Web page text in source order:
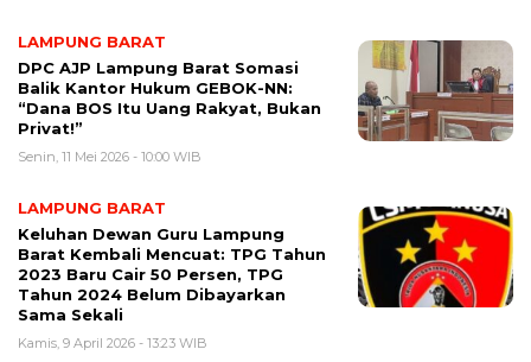
LAMPUNG BARAT
DPC AJP Lampung Barat Somasi
Balik Kantor Hukum GEBOK-NN:
“Dana BOS Itu Uang Rakyat, Bukan
Privat!”
Senin, 11 Mei 2026 - 10:00 WIB
LAMPUNG BARAT
Keluhan Dewan Guru Lampung
Barat Kembali Mencuat: TPG Tahun
2023 Baru Cair 50 Persen, TPG
Tahun 2024 Belum Dibayarkan
Sama Sekali
Kamis, 9 April 2026 - 13:23 WIB